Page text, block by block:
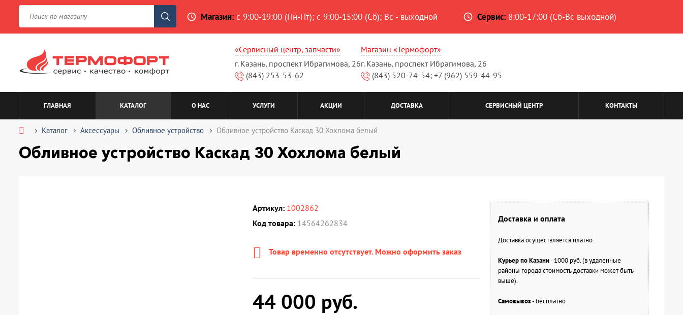
access_time Магазин:с 9:00-19:00 (Пн-Пт); с 9:00-15:00 (Сб); Вс - выходной access_time Сервис: 8:00-17:00 (Сб-Вс выходной)
«Сервисный центр, запчасти»
г. Казань, проспект Ибрагимова, 26
(843) 253-53-62
Магазин «Термофорт»
г. Казань, проспект Ибрагимова, 26
(843) 520-74-54; +7 (962) 559-44-95
ГЛАВНАЯ КАТАЛОГ О НАС УСЛУГИ АКЦИИ ДОСТАВКА СЕРВИСНЫЙ ЦЕНТР КОНТАКТЫ
Каталог Аксессуары Обливное устройство Обливное устройство Каскад 30 Хохлома белый
Обливное устройство Каскад 30 Хохлома белый
Артикул: 1002862
Код товара: 14564262834
Товар временно отсутствует. Можно оформить заказ
44 000 руб.
Доставка и оплата
Доставка осуществляется платно.
Курьер по Казани- 1000 руб. (в удаленные
районы города стоимость доставки может быть
выше).
Самовывоз- бесплатно